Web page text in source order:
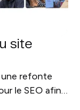
site
une refonte
le SEO afin